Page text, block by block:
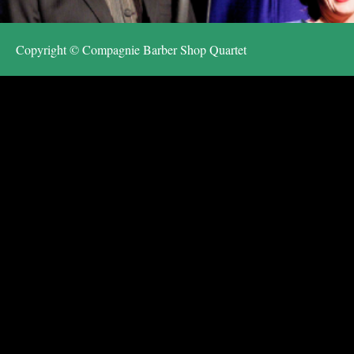
Copyright © Compagnie Barber Shop Quartet